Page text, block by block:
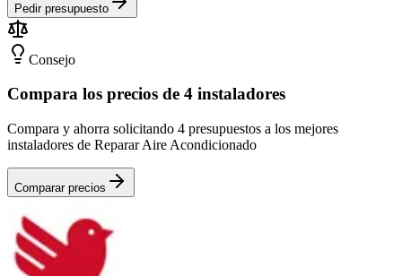
Pedir presupuesto
Consejo
Compara los precios de 4 instaladores
Compara y ahorra solicitando 4 presupuestos a los mejores
instaladores de Reparar Aire Acondicionado
Comparar precios